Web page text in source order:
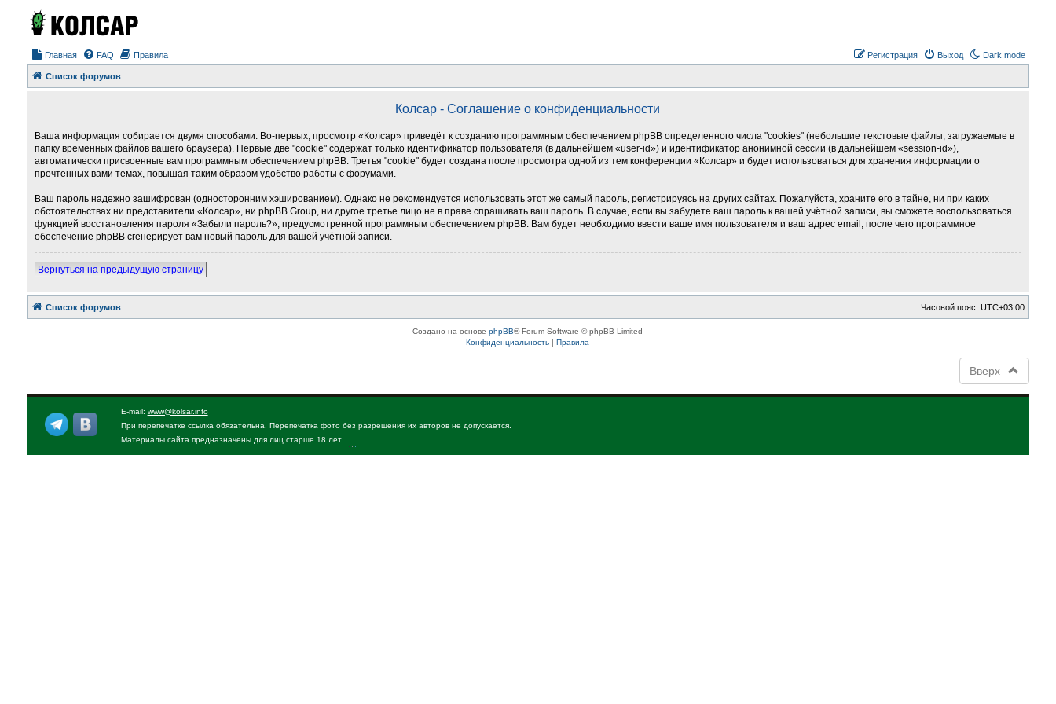
Главная Dark mode
FAQ Правила Выход
Регистрация
Список форумов
Колсар - Соглашение о конфиденциальности
Ваша информация собирается двумя способами. Во-первых, просмотр «Колсар» приведёт к созданию программным обеспечением phpBB определенного числа "cookies" (небольшие текстовые файлы, загружаемые в
папку временных файлов вашего браузера). Первые две "cookie" содержат только идентификатор пользователя (в дальнейшем «user-id») и идентификатор анонимной сессии (в дальнейшем «session-id»),
автоматически присвоенные вам программным обеспечением phpBB. Третья "cookie" будет создана после просмотра одной из тем конференции «Колсар» и будет использоваться для хранения информации о
прочтенных вами темах, повышая таким образом удобство работы с форумами.
Ваш пароль надежно зашифрован (односторонним хэшированием). Однако не рекомендуется использовать этот же самый пароль, регистрируясь на других сайтах. Пожалуйста, храните его в тайне, ни при каких
обстоятельствах ни представители «Колсар», ни phpBB Group, ни другое третье лицо не в праве спрашивать ваш пароль. В случае, если вы забудете ваш пароль к вашей учётной записи, вы сможете воспользоваться
функцией восстановления пароля «Забыли пароль?», предусмотренной программным обеспечением phpBB. Вам будет необходимо ввести ваше имя пользователя и ваш адрес email, после чего программное
обеспечение phpBB сгенерирует вам новый пароль для вашей учётной записи.
Вернуться на предыдущую страницу
Список форумов Часовой пояс:UTC+03:00
Создано на основеphpBB® Forum Software © phpBB Limited
Конфиденциальность |Правила
Вверх
E-mail: www@kolsar.info
При перепечатке ссылка обязательна. Перепечатка фото без разрешения их авторов не допускается.
Материалы сайта предназначены для лиц старше 18 лет.